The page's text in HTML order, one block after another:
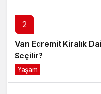
2
Van Edremit Kiralık
Seçilir?
Yaşam